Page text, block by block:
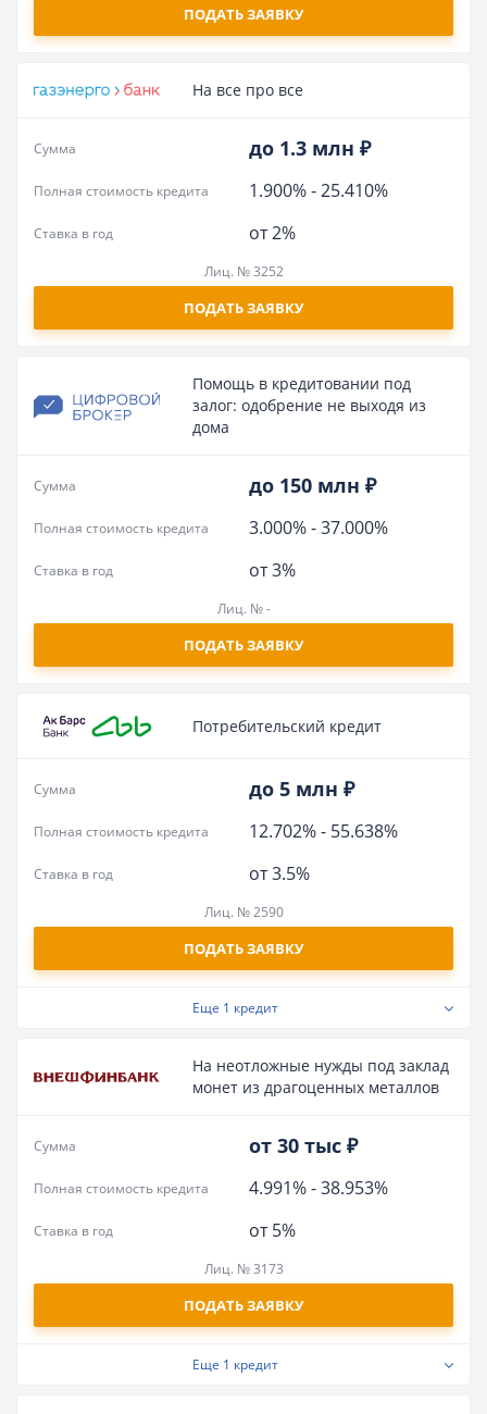
ПОДАТЬ ЗАЯВКУ
На все про все
до 1.3 млн ₽
Сумма
1.900%-25.410%
Полная стоимость кредита
от 2%
Ставка в год
Лиц. № 3252
ПОДАТЬ ЗАЯВКУ
Помощь в кредитовании под
залог: одобрение не выходя из
дома
до 150 млн ₽
Сумма
3.000%-37.000%
Полная стоимость кредита
от 3%
Ставка в год
Лиц. № -
ПОДАТЬ ЗАЯВКУ
Потребительский кредит
до 5 млн ₽
Сумма
12.702%- 55.638%
Полная стоимость кредита
от 3.5%
Ставка в год
Лиц. № 2590
ПОДАТЬ ЗАЯВКУ
Еще 1 кредит
На неотложные нужды под заклад
монет из драгоценных металлов
от 30 тыс ₽
Сумма
4.991%-38.953%
Полная стоимость кредита
от 5%
Ставка в год
Лиц. № 3173
ПОДАТЬ ЗАЯВКУ
Еще 1 кредит